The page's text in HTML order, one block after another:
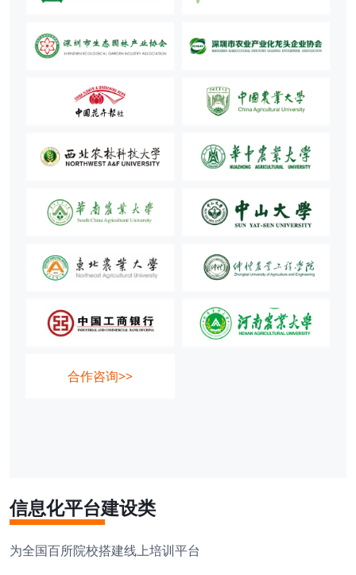
合作咨询>>
信息化平台建设类
为全国百所院校搭建线上培训平台